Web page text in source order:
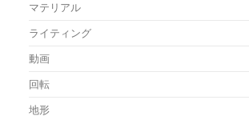
マテリアル
ライティング
動画
回転
地形